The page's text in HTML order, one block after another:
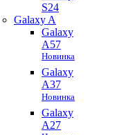
S24
Galaxy A
Galaxy
A57
Новинка
Galaxy
A37
Новинка
Galaxy
A27